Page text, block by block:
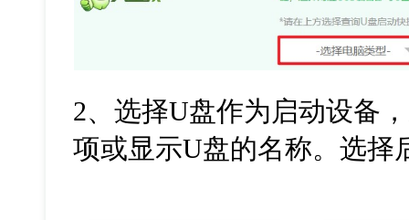
2、选择U盘作为启动设备
项或显示U盘的名称。选择